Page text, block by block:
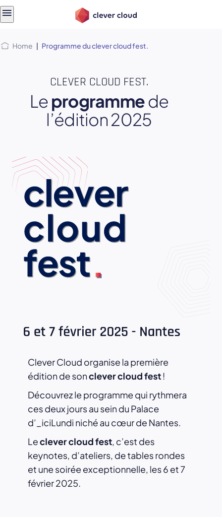
Home | Programme du clever cloud fest.
CLEVER CLOUD FEST.
Le programmede
l’édition 2025
Clever Cloud organise la première
édition de sonclever cloud fest!
Découvrez le programme qui rythmera
ces deux jours au sein du Palace
d’_iciLundi niché au cœur de Nantes.
Leclever cloud fest, c’est des
keynotes, d’ateliers, de tables rondes
et une soirée exceptionnelle, les 6 et 7
février 2025.